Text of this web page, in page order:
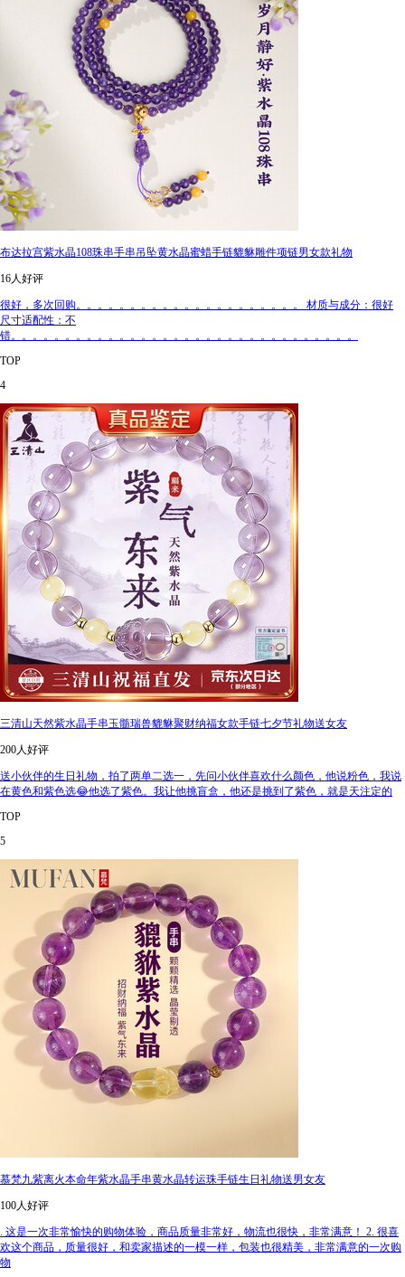
布达拉宫紫水晶108珠串手串吊坠黄水晶蜜蜡手链貔貅雕件项链男女款礼物
16人好评
很好，多次回购。。。。。。。。。。。。。。。。。。。。。 材质与成分：很好
尺寸适配性：不
错。。。。。。。。。。。。。。。。。。。。。。。。。。。。。。。。
TOP
4
三清山天然紫水晶手串玉髓瑞兽貔貅聚财纳福女款手链七夕节礼物送女友
200人好评
送小伙伴的生日礼物，拍了两单二选一，先问小伙伴喜欢什么颜色，他说粉色，我说
在黄色和紫色选😂他选了紫色。我让他挑盲盒，他还是挑到了紫色，就是天注定的
TOP
5
慕梵九紫离火本命年紫水晶手串黄水晶转运珠手链生日礼物送男女友
100人好评
. 这是一次非常愉快的购物体验，商品质量非常好，物流也很快，非常满意！ 2. 很喜
欢这个商品，质量很好，和卖家描述的一模一样，包装也很精美，非常满意的一次购
物